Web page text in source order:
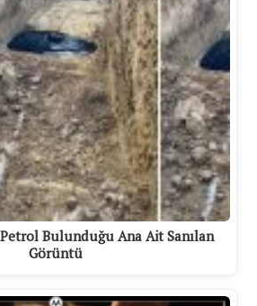
Bulunduğu Ana Ait Sanılan
Görüntü